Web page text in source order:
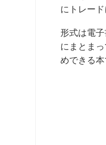
にトレー
形式は電
にまとま
めできる本